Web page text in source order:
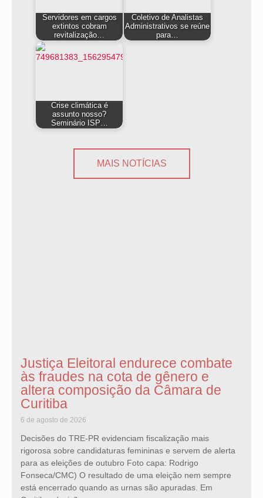
Servidores em cargos
extintos cobram
revitalização…
Coletivo de Analistas
Administrativos se reúne
para…
Crise climática é
assunto nosso?
Seminário ISP…
MAIS NOTÍCIAS
Justiça Eleitoral endurece combate
às fraudes na cota de gênero e
altera composição da Câmara de
Curitiba
6 de agosto de 2026
Decisões do TRE-PR evidenciam fiscalização mais
rigorosa sobre candidaturas femininas e servem de alerta
para as eleições de outubro Foto capa: Rodrigo
Fonseca/CMC) O resultado de uma eleição nem sempre
está encerrado quando as urnas são apuradas. Em